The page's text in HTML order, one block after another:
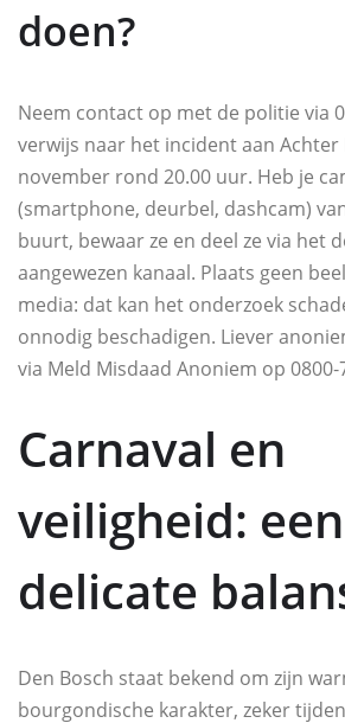
doen?
Neem contact op met de politie via
verwijs naar het incident aan Achter
november rond 20.00 uur. Heb je
(smartphone, deurbel, dashcam)
buurt, bewaar ze en deel ze via het
aangewezen kanaal. Plaats geen
media: dat kan het onderzoek
onnodig beschadigen. Liever
via Meld Misdaad Anoniem op
Carnaval en
veiligheid: een
delicate
Den Bosch staat bekend om zijn
bourgondische karakter, zeker